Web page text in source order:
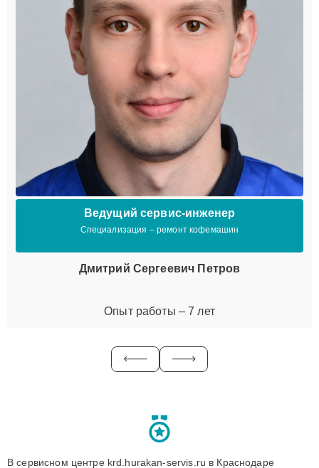
Ведущий сервис-инженер
Специализация – ремонт кофемашин
Дмитрий Сергеевич Петров
Опыт работы – 7 лет
В сервисном центре krd.hurakan-servis.ru в Краснодаре